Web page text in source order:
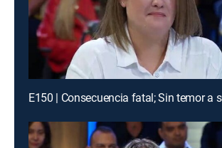
E150 | Consecuencia fatal; Sin temor a